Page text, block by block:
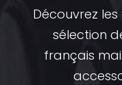
Découvrez
sélection
français